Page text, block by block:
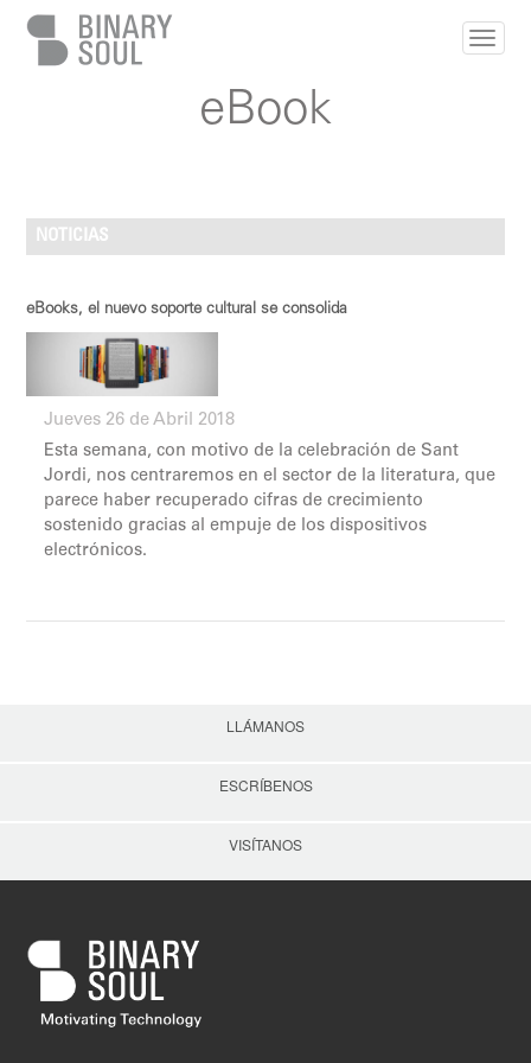
eBook
NOTICIAS
eBooks, el nuevo soporte cultural se consolida
Jueves 26 de Abril 2018
Esta semana, con motivo de la celebración de Sant
Jordi, nos centraremos en el sector de la literatura, que
parece haber recuperado cifras de crecimiento
sostenido gracias al empuje de los dispositivos
electrónicos.
LLÁMANOS
ESCRÍBENOS
VISÍTANOS